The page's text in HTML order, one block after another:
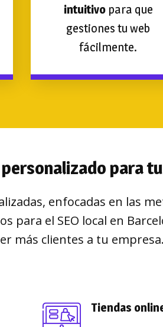
intuitivopara que
gestiones tu web
fácilmente.
para
enfocadas en las
para el SEO local en
más clientes a tu empresa.
Tiendas